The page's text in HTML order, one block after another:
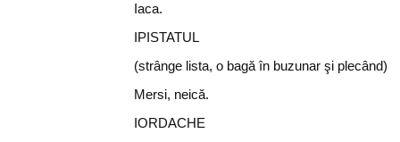
Iaca.
IPISTATUL
(strânge lista, o bagă în buzunar şi plecând)
Mersi, neică.
IORDACHE